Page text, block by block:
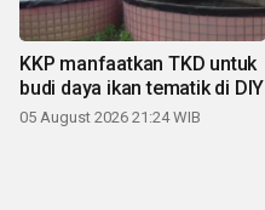
KKP manfaatkan TKD untuk
budi daya ikan tematik di DIY
05 August 2026 21:24 WIB